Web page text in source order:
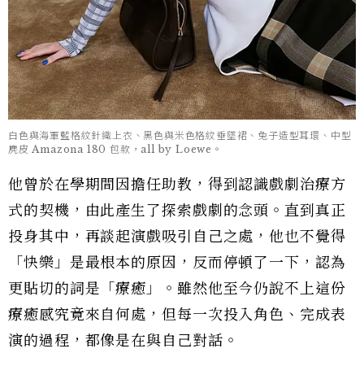
白色與海軍藍格紋針織上衣、黑色與米色格紋垂墜裙、兔子造型耳環、中型
麂皮 Amazona 180 包款，all by Loewe。
他曾於在學期間因擔任助教，得到認識戲劇治療方
式的契機，由此產生了探索戲劇的念頭。直到真正
投身其中，再談起演戲吸引自己之處，他也不覺得
「快樂」是最根本的原因，反而停頓了一下，認為
更貼切的詞是「療癒」。雖然他至今仍說不上這份
療癒感究竟來自何處，但每一次投入角色、完成表
演的過程，都像是在與自己對話。